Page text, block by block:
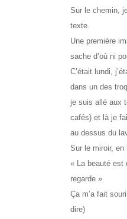
Sur le chemin,
texte.
Une première
sache d’où ni
C’était lundi,
dans un des
je suis allé aux
cafés) et là je
au dessus du
Sur le miroir,
« La beauté est
regarde »
Ça m’a fait
dire)